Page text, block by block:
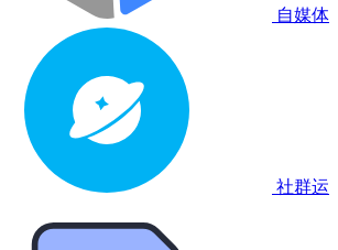
自媒体
社群运